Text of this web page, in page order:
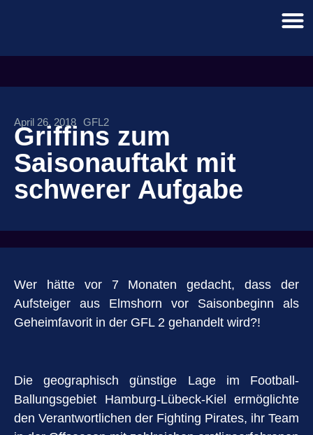
April 26, 2018 GFL2
Griffins zum
Saisonauftakt mit
schwerer Aufgabe
Wer hätte vor 7 Monaten gedacht, dass der
Aufsteiger aus Elmshorn vor Saisonbeginn als
Geheimfavorit in der GFL 2 gehandelt wird?!
Die geographisch günstige Lage im Football-
Ballungsgebiet Hamburg-Lübeck-Kiel ermöglichte
den Verantwortlichen der Fighting Pirates, ihr Team